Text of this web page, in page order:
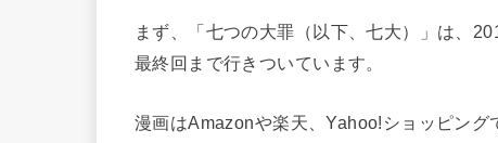
まず、「七つの大罪（以下、七大）」は、
最終回まで行きついています。
漫画はAmazonや楽天、Yahoo!ショッピング